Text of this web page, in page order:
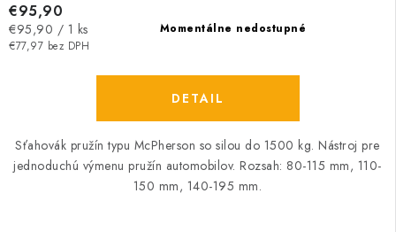
Momentálne nedostupné
€77,97 bez DPH
€95,90
Jednotková
cena:
€95,90 / 1 ks
DETAIL
Sťahovák pružín typu McPherson so silou do 1500 kg. Nástroj pre
jednoduchú výmenu pružín automobilov. Rozsah: 80-115 mm, 110-
150 mm, 140-195 mm.